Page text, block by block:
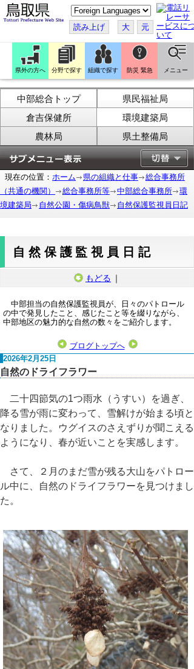
こ
の
ペ
ー
ジ
翻
訳
す
る
読み上げ 大 元
県外の方へ 分野で探す 組織で探す 防災 緊急 メニュー
中部総合トップ
県民福祉局
倉吉保健所
環境建築局
農林局
県土整備局
現在の位置： ホーム 県の組織と仕事
総合事務所
（共通の機関）
総合事務所等 中部総合事務所
環
境建築局
自然公園・傷病鳥獣 自然保護監視員日記
自然保護監視員日記
もどる ｜
中部担当の自然保護監視員が、日々のパトロール
の中で発見したこと、感じたこと等を綴りながら、
中部地区の魅力的な自然の数々をご紹介します。
ブログトップへ
2026年2月25日
自然のドライフラワー
二十四節気の1つ雨水（うすい）を過ぎ、
降る雪が雨に変わって、雪解けが始まる頃と
なりました。ウグイスのさえずりが聞こえる
ようになり、春が近いことを実感します。
さて、２月のまだ雪が残る大山をパトロー
ル中に、自然のドライフラワーを見つけまし
た。